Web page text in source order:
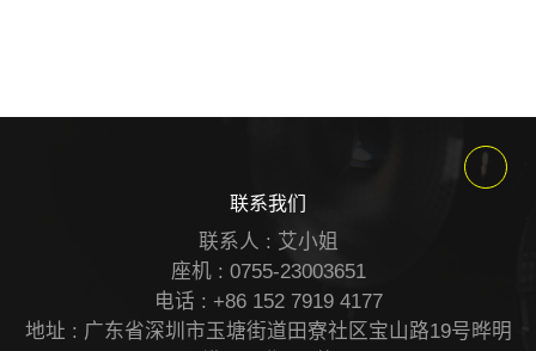
联系我们
联系人 : 艾小姐
座机 : 0755-23003651
电话 : +86 152 7919 4177
地址 : 广东省深圳市玉塘街道田寮社区宝山路19号晔明